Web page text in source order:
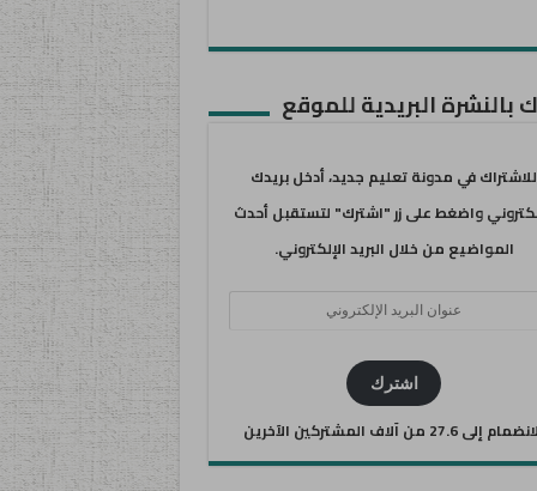
بالنشرة البريدية للموقع
للاشتراك في مدونة تعليم جديد، أدخل بريدك
واضغط على زر "اشترك" لتستقبل أحدث
المواضيع من خلال البريد الإلكتروني.
اشترك
إلى 27.6 من آلاف المشتركين الآخرين